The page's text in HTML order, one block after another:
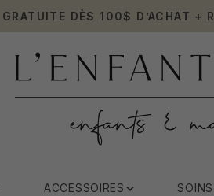
DÈS 100$ D’ACHAT +
ACCESSOIRES SOINS